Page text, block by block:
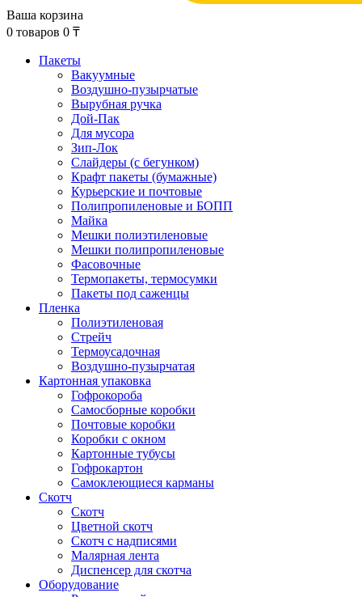
Ваша корзина
0 товаров 0 ₸
Пакеты
Вакуумные
Воздушно-пузырчатые
Вырубная ручка
Дой-Пак
Для мусора
Зип-Лок
Слайдеры (с бегунком)
Крафт пакеты (бумажные)
Курьерские и почтовые
Полипропиленовые и БОПП
Майка
Мешки полиэтиленовые
Мешки полипропиленовые
Фасовочные
Термопакеты, термосумки
Пакеты под саженцы
Пленка
Полиэтиленовая
Стрейч
Термоусадочная
Воздушно-пузырчатая
Картонная упаковка
Гофрокороба
Самосборные коробки
Почтовые коробки
Коробки с окном
Картонные тубусы
Гофрокартон
Самоклеющиеся карманы
Скотч
Скотч
Цветной скотч
Скотч с надписями
Малярная лента
Диспенсер для скотча
Оборудование